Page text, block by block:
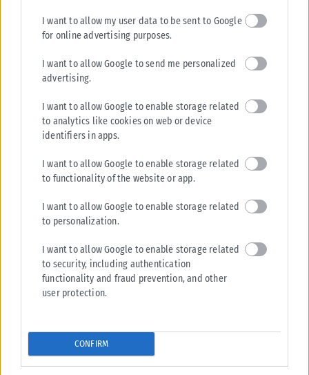
I want to allow my user data to be sent to Google
for online advertising purposes.
I want to allow Google to send me personalized
advertising.
I want to allow Google to enable storage related
to analytics like cookies on web or device
identifiers in apps.
I want to allow Google to enable storage related
to functionality of the website or app.
I want to allow Google to enable storage related
to personalization.
I want to allow Google to enable storage related
to security, including authentication
functionality and fraud prevention, and other
user protection.
CONFIRM
ΑΝΑΡΤΉΘΗΚΕ ΑΠΌKARFITSANEWS 07/08/2026
Η Amazon προετοιμάζει τη συνέχεια του ντοκιμαντέρ Melania
Η Amazon προφανώς επιταχύνει την προετοιμασία μιας συνέχειας
ντοκιμαντέρ για την πρώτη κυρία των ΗΠΑ, Μελάνια Τραμπ. Παρά το
ΑΝΑΡΤΉΘΗΚΕ ΑΠΌKARFITSANEWS 07/08/2026